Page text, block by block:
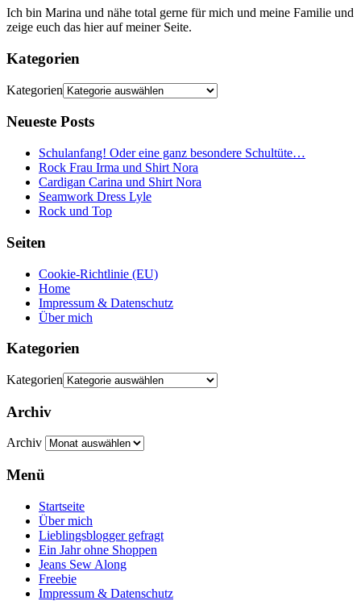
Ich bin Marina und nähe total gerne für mich und meine Familie und
zeige euch das hier auf meiner Seite.
Kategorien
Kategorien
Neueste Posts
Schulanfang! Oder eine ganz besondere Schultüte…
Rock Frau Irma und Shirt Nora
Cardigan Carina und Shirt Nora
Seamwork Dress Lyle
Rock und Top
Seiten
Cookie-Richtlinie (EU)
Home
Impressum & Datenschutz
Über mich
Kategorien
Kategorien
Archiv
Archiv
Menü
Startseite
Über mich
Lieblingsblogger gefragt
Ein Jahr ohne Shoppen
Jeans Sew Along
Freebie
Impressum & Datenschutz